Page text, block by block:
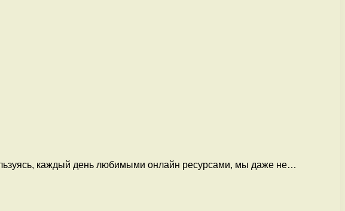
каждый день любимыми онлайн ресурсами, мы даже не…